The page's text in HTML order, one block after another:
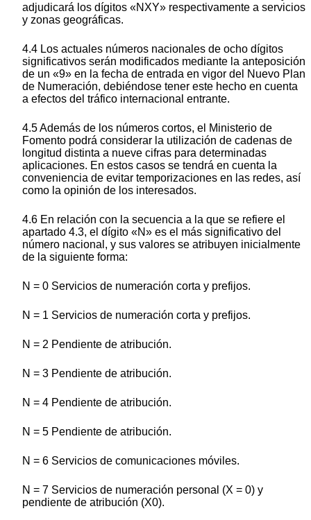
adjudicará los dígitos «NXY» respectivamente a servicios
y zonas geográficas.
4.4 Los actuales números nacionales de ocho dígitos
significativos serán modificados mediante la anteposición
de un «9» en la fecha de entrada en vigor del Nuevo Plan
de Numeración, debiéndose tener este hecho en cuenta
a efectos del tráfico internacional entrante.
4.5 Además de los números cortos, el Ministerio de
Fomento podrá considerar la utilización de cadenas de
longitud distinta a nueve cifras para determinadas
aplicaciones. En estos casos se tendrá en cuenta la
conveniencia de evitar temporizaciones en las redes, así
como la opinión de los interesados.
4.6 En relación con la secuencia a la que se refiere el
apartado 4.3, el dígito «N» es el más significativo del
número nacional, y sus valores se atribuyen inicialmente
de la siguiente forma:
N = 0 Servicios de numeración corta y prefijos.
N = 1 Servicios de numeración corta y prefijos.
N = 2 Pendiente de atribución.
N = 3 Pendiente de atribución.
N = 4 Pendiente de atribución.
N = 5 Pendiente de atribución.
N = 6 Servicios de comunicaciones móviles.
N = 7 Servicios de numeración personal (X = 0) y
pendiente de atribución (X0).